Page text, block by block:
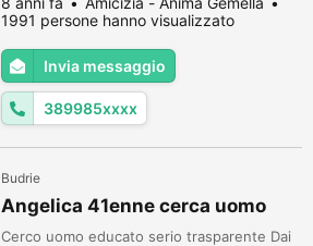
determinata
1991 persone hanno visualizzato
Invia messaggio
389985xxxx
Budrie
Angelica 41enne cerca uomo
Cerco uomo educato serio trasparente Dai